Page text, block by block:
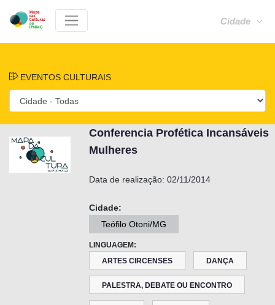
Cidade
EVENTOS CULTURAIS
Conferencia Profética Incansáveis
Mulheres
Data de realização: 02/11/2014
Cidade:
Teófilo Otoni/MG
LINGUAGEM:
ARTES CIRCENSES
DANÇA
PALESTRA, DEBATE OU ENCONTRO